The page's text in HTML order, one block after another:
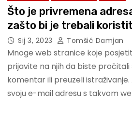
Što je privremena
zašto bi je trebali
Sij 3, 2023 Tomšić Damjan
Mnoge web stranice koje
prijavite na njih da biste pročitali
komentar ili preuzeli
svoju e-mail adresu s takvom